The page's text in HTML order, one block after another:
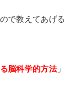
で教えてあげる
脳科学的方法」